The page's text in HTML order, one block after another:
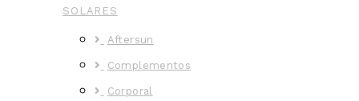
SOLARES
Aftersun
Complementos
Corporal